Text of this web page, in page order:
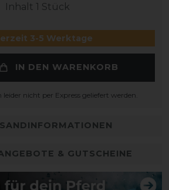
Inhalt 1 Stück
3-5 Werktage
IN DEN WARENKORB
nicht per Express geliefert werden.
& GUTSCHEINE